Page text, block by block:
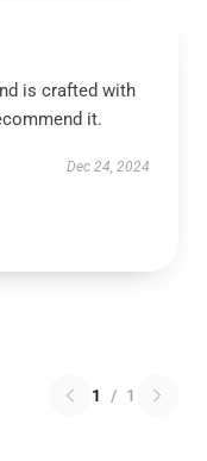
is crafted with
it.
Dec 24, 2024
1 / 1